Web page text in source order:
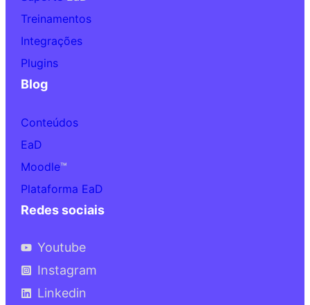
Treinamentos
Integrações
Plugins
Blog
Conteúdos
EaD
Moodle™
Plataforma EaD
Redes sociais
Youtube
Instagram
Linkedin